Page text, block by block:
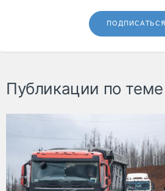
ПОДПИСАТЬСЯ
Публикации по теме